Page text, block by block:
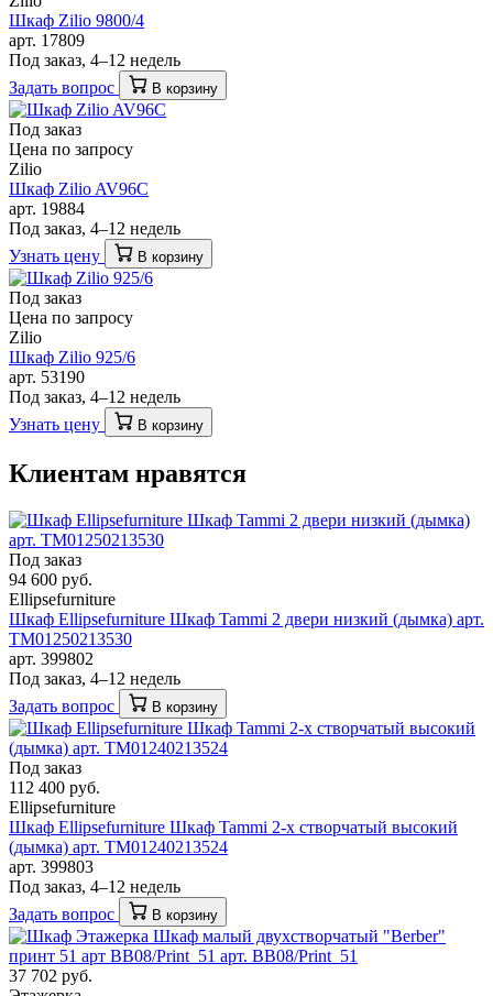
Шкаф Zilio 9800/4
арт. 17809
Под заказ, 4–12 недель
Задать вопрос
В корзину
Под заказ
Цена по запросу
Zilio
Шкаф Zilio AV96C
арт. 19884
Под заказ, 4–12 недель
Узнать цену
В корзину
Под заказ
Цена по запросу
Zilio
Шкаф Zilio 925/6
арт. 53190
Под заказ, 4–12 недель
Узнать цену
В корзину
Клиентам нравятся
Под заказ
94 600 руб.
Ellipsefurniture
Шкаф Ellipsefurniture Шкаф Tammi 2 двери низкий (дымка) арт.
TM01250213530
арт. 399802
Под заказ, 4–12 недель
Задать вопрос
В корзину
Под заказ
112 400 руб.
Ellipsefurniture
Шкаф Ellipsefurniture Шкаф Tammi 2-х створчатый высокий
(дымка) арт. TM01240213524
арт. 399803
Под заказ, 4–12 недель
Задать вопрос
В корзину
37 702 руб.